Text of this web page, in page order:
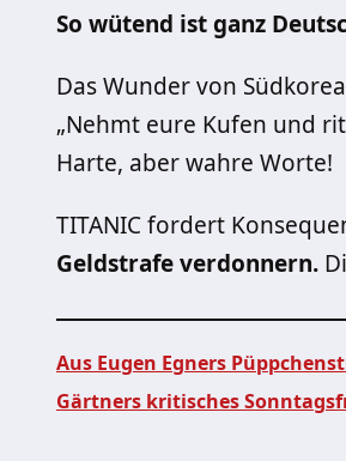
So wütend ist ganz
Das Wunder von
„Nehmt eure Kufen und
Harte, aber wahre Worte!
TITANIC fordert
Geldstrafe verdonnern.
Aus Eugen Egners
Gärtners kritisches